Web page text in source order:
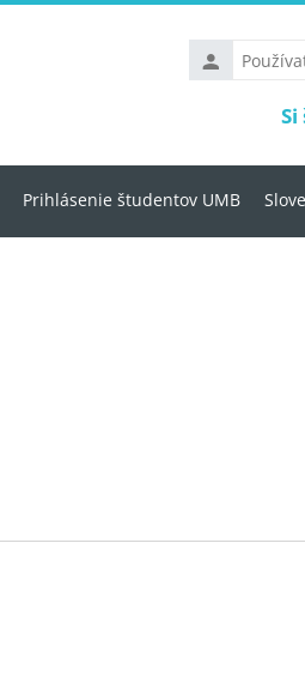
Používateľské
meno
Prihlásenie študentov UMB